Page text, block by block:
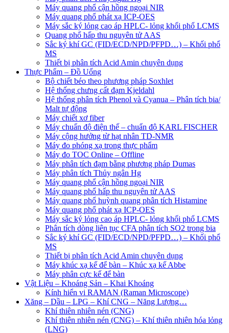
Máy quang phổ cận hồng ngoại NIR
Máy quang phổ phát xạ ICP-OES
Máy sắc ký lỏng cao áp HPLC- lỏng khối phổ LCMS
Quang phổ hấp thu nguyên tử AAS
Sắc ký khí GC (FID/ECD/NPD/PFPD…) – Khối phổ
MS
Thiết bị phân tích Acid Amin chuyên dụng
Thực Phẩm – Đồ Uống
Bộ chiết béo theo phương pháp Soxhlet
Hệ thống chưng cất đạm Kjeldahl
Hệ thống phân tích Phenol và Cyanua – Phân tích bia/
Malt tự động
Máy chiết xơ fiber
Máy chuẩn độ điện thế – chuẩn độ KARL FISCHER
Máy cộng hưởng từ hạt nhân TD-NMR
Máy đo phóng xạ trong thực phẩm
Máy đo TOC Online – Offline
Máy phân tích đạm bằng phương pháp Dumas
Máy phân tích Thủy ngân Hg
Máy quang phổ cận hồng ngoại NIR
Máy quang phổ hấp thu nguyên tử AAS
Máy quang phổ huỳnh quang phân tích Histamine
Máy quang phổ phát xạ ICP-OES
Máy sắc ký lỏng cao áp HPLC- lỏng khối phổ LCMS
Phân tích dòng liên tục CFA phân tích SO2 trong bia
Sắc ký khí GC (FID/ECD/NPD/PFPD…) – Khối phổ
MS
Thiết bị phân tích Acid Amin chuyên dụng
Máy khúc xạ kế để bàn – Khúc xạ kế Abbe
Máy phân cực kế để bàn
Vật Liệu – Khoáng Sản – Khai Khoáng
Kính hiển vi RAMAN (Raman Microscope)
Xăng – Dầu – LPG – Khí CNG – Năng Lượng…
Khí thiên nhiên nén (CNG)
Khí thiên nhiên nén (CNG) – Khí thiên nhiên hóa lỏng
(LNG)